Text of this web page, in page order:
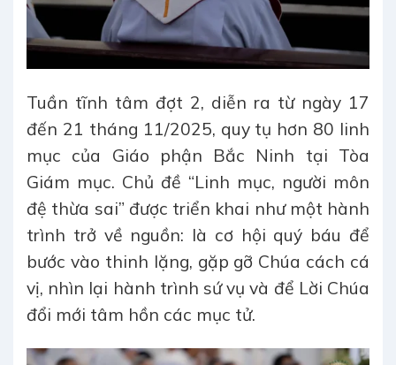
Tuần tĩnh tâm đợt 2, diễn ra từ ngày 17
đến 21 tháng 11/2025, quy tụ hơn 80 linh
mục của Giáo phận Bắc Ninh tại Tòa
Giám mục. Chủ đề “Linh mục, người môn
đệ thừa sai” được triển khai như một hành
trình trở về nguồn: là cơ hội quý báu để
bước vào thinh lặng, gặp gỡ Chúa cách cá
vị, nhìn lại hành trình sứ vụ và để Lời Chúa
đổi mới tâm hồn các mục tử.